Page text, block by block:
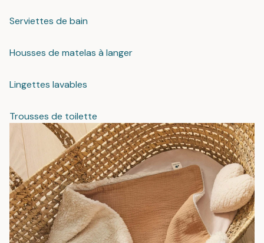
Serviettes de bain
Housses de matelas à langer
Lingettes lavables
Trousses de toilette